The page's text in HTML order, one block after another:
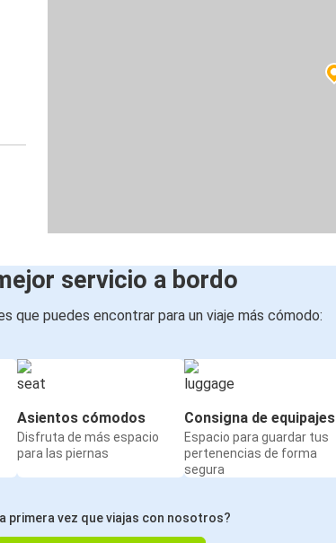
servicio a bordo
que puedes encontrar para un viaje más cómodo:
Asientos cómodos
Disfruta de más espacio
para las piernas
Consigna de equipajes
Espacio para guardar tus
pertenencias de forma
segura
primera vez que viajas con nosotros?